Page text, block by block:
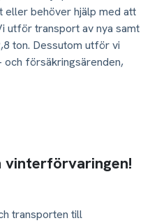
eller behöver hjälp med att
utför transport av nya samt
ton. Dessutom utför vi
och försäkringsärenden,
transporten till